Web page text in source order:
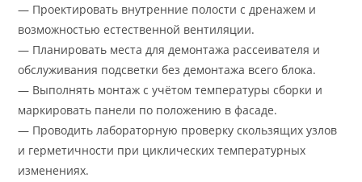
— Проектировать внутренние полости с дренажем и
возможностью естественной вентиляции.
— Планировать места для демонтажа рассеивателя и
обслуживания подсветки без демонтажа всего блока.
— Выполнять монтаж с учётом температуры сборки и
маркировать панели по положению в фасаде.
— Проводить лабораторную проверку скользящих узлов
и герметичности при циклических температурных
изменениях.